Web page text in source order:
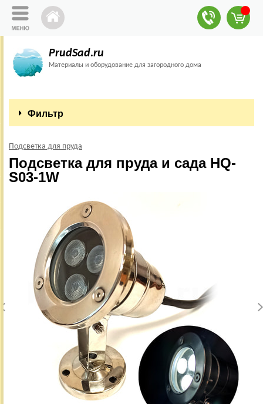
PrudSad.ru
Материалы и оборудование для загородного дома
Фильтр
Подсветка для пруда
Подсветка для пруда и сада HQ-
S03-1W